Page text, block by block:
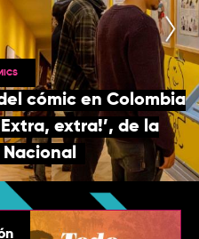
cómic en Colombia
extra!’, de la